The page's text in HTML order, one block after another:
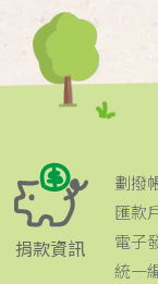
捐款資訊
劃撥
匯款
電子
統一